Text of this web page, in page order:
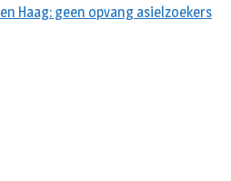
Haag: geen opvang asielzoekers